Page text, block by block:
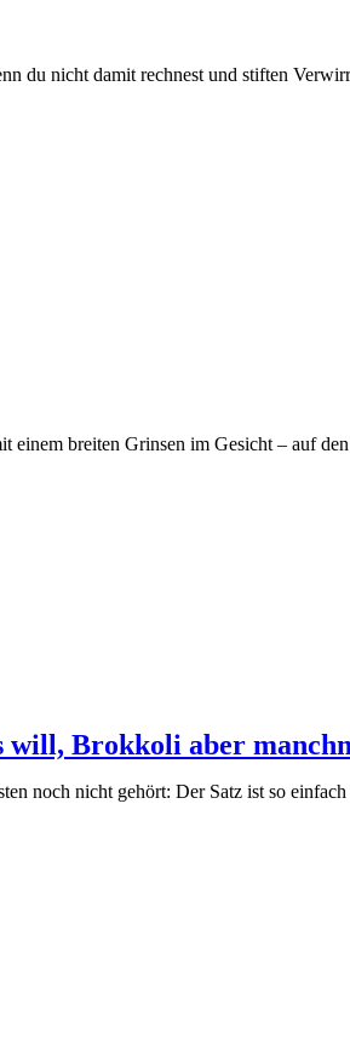
du nicht damit rechnest und stiften
breiten Grinsen im Gesicht – auf
will, Brokkoli aber
noch nicht gehört: Der Satz ist so